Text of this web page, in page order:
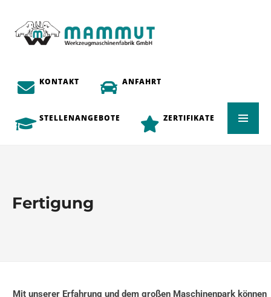
KONTAKT ANFAHRT
STELLENANGEBOTE ZERTIFIKATE
Fertigung
Mit unserer Erfahrung und dem großen Maschinenpark können